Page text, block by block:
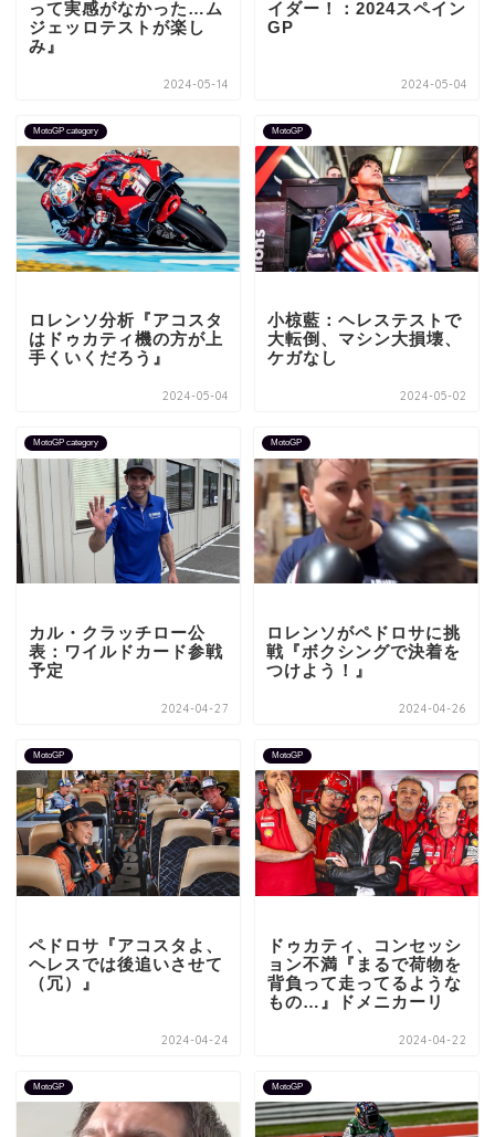
って実感がなかった…ム
ジェッロテストが楽し
み』
2024-05-14
イダー！：2024スペイン
GP
2024-05-04
MotoGP category
ロレンソ分析『アコスタ
はドゥカティ機の方が上
手くいくだろう』
2024-05-04
MotoGP
小椋藍：ヘレステストで
大転倒、マシン大損壊、
ケガなし
2024-05-02
MotoGP category
カル・クラッチロー公
表：ワイルドカード参戦
予定
2024-04-27
MotoGP
ロレンソがペドロサに挑
戦『ボクシングで決着を
つけよう！』
2024-04-26
MotoGP
ペドロサ『アコスタよ、
ヘレスでは後追いさせて
（冗）』
2024-04-24
MotoGP
ドゥカティ、コンセッシ
ョン不満『まるで荷物を
背負って走ってるような
もの…』ドメニカーリ
2024-04-22
MotoGP MotoGP